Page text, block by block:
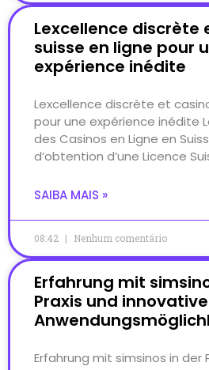
Lexcellence discrète
suisse en ligne pour
expérience inédite
Lexcellence discrète et
pour une expérience inédite
des Casinos en Ligne en
d’obtention d’une Licence
SAIBA MAIS »
08:42 Nenhum comentário
Erfahrung mit
Praxis und innovative
Erfahrung mit simsinos in der